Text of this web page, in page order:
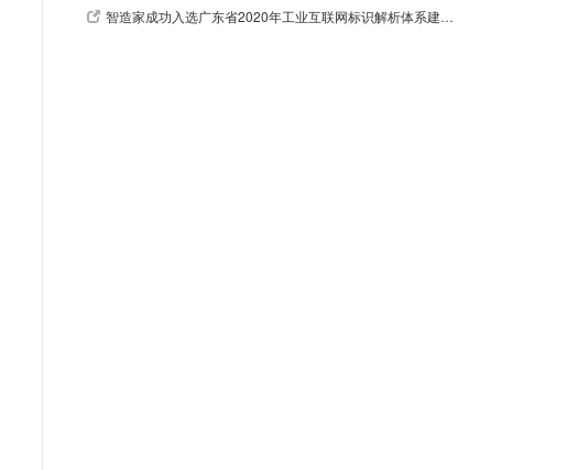
智造家成功入选广东省2020年工业互联网标识解析体系建设引导资金支持项目